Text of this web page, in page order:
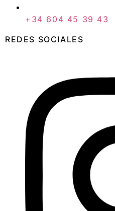
+34 604 45 39 43
REDES SOCIALES